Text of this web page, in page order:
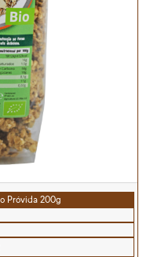
Próvida 200g